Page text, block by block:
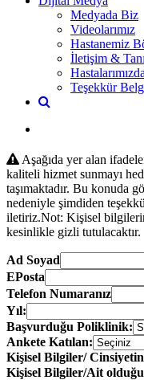
Medyada Biz
Videolarımız
Hastanemiz
İletişim &
Teşekkür
Aşağıda yer alan
kaliteli hizmet sunmayı
taşımaktadır. Bu konuda
nedeniyle şimdiden
iletiriz.Not: Kişisel
kesinlikle gizli tutulacaktır.
Ad Soyad
EPosta
Telefon Numaranız
Yıl:
Başvurduğu Poliklinik:
Ankete Katılan:
Kişisel Bilgiler/
Kişisel Bilgiler/Ait